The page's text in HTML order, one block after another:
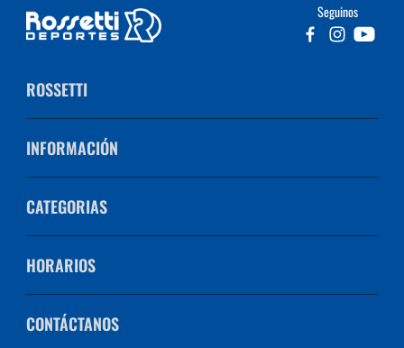
Seguinos
ROSSETTI
INFORMACIÓN
CATEGORIAS
HORARIOS
CONTÁCTANOS